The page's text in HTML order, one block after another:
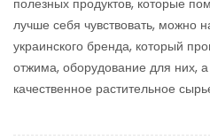
полезных продуктов, которые
лучше себя чувствовать, можно
украинского бренда, который
отжима, оборудование для них,
качественное растительное